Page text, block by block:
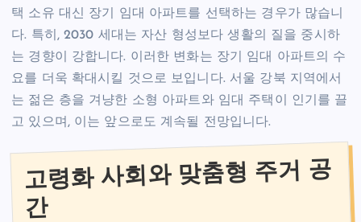
택 소유 대신 장기 임대 아파트를 선택하는 경우가 많습니
다. 특히, 2030 세대는 자산 형성보다 생활의 질을 중시하
는 경향이 강합니다. 이러한 변화는 장기 임대 아파트의 수
요를 더욱 확대시킬 것으로 보입니다. 서울 강북 지역에서
는 젊은 층을 겨냥한 소형 아파트와 임대 주택이 인기를 끌
고 있으며, 이는 앞으로도 계속될 전망입니다.
고령화 사회와 맞춤형 주거 공
간